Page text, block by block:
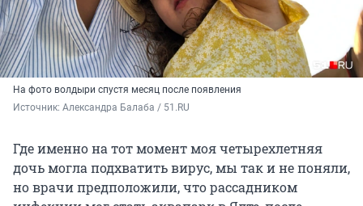
На фото волдыри спустя месяц после появления
Источник: Александра Балаба / 51.RU
Где именно на тот момент моя четырехлетняя
дочь могла подхватить вирус, мы так и не поняли,
но врачи предположили, что рассадником